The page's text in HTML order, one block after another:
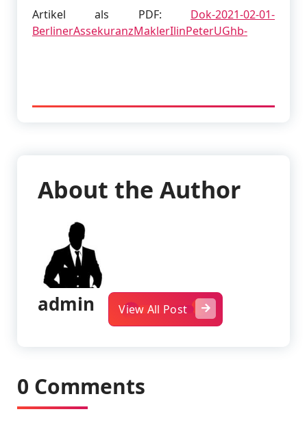
Artikel als PDF: Dok-2021-02-01-
BerlinerAssekuranzMaklerIlinPeterUGhb-
About the Author
admin View All Post
0 Comments